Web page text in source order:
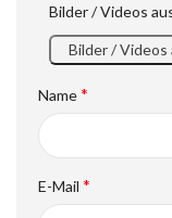
Bilder / Videos
Bilder / Videos
Name*
E-Mail *